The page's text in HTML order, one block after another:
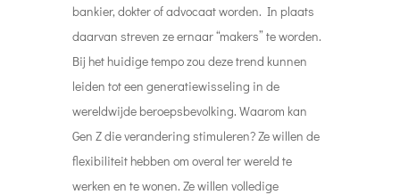
bankier, dokter of advocaat worden. In plaats
daarvan streven ze ernaar “makers” te worden.
Bij het huidige tempo zou deze trend kunnen
leiden tot een generatiewisseling in de
wereldwijde beroepsbevolking. Waarom kan
Gen Z die verandering stimuleren? Ze willen de
flexibiliteit hebben om overal ter wereld te
werken en te wonen. Ze willen volledige